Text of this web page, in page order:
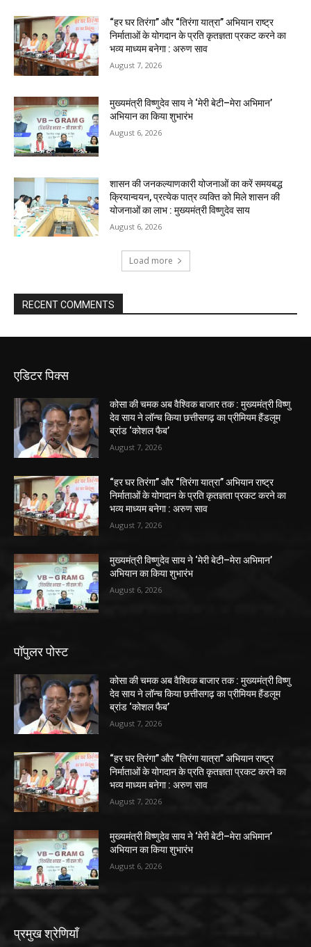
“हर घर तिरंगा” और “तिरंगा यात्रा” अभियान राष्ट्र
निर्माताओं के योगदान के प्रति कृतज्ञता प्रकट करने का
भव्य माध्यम बनेगा : अरुण साव
August 7, 2026
मुख्यमंत्री विष्णुदेव साय ने ‘मेरी बेटी–मेरा अभिमान’
अभियान का किया शुभारंभ
August 6, 2026
शासन की जनकल्याणकारी योजनाओं का करें समयबद्ध
क्रियान्वयन, प्रत्येक पात्र व्यक्ति को मिले शासन की
योजनाओं का लाभ : मुख्यमंत्री विष्णुदेव साय
August 6, 2026
Load more
RECENT COMMENTS
एडिटर पिक्स
कोसा की चमक अब वैश्विक बाजार तक : मुख्यमंत्री विष्णु
देव साय ने लॉन्च किया छत्तीसगढ़ का प्रीमियम हैंडलूम
ब्रांड ‘कोशल फैब’
August 7, 2026
“हर घर तिरंगा” और “तिरंगा यात्रा” अभियान राष्ट्र
निर्माताओं के योगदान के प्रति कृतज्ञता प्रकट करने का
भव्य माध्यम बनेगा : अरुण साव
August 7, 2026
मुख्यमंत्री विष्णुदेव साय ने ‘मेरी बेटी–मेरा अभिमान’
अभियान का किया शुभारंभ
August 6, 2026
पॉपुलर पोस्ट
कोसा की चमक अब वैश्विक बाजार तक : मुख्यमंत्री विष्णु
देव साय ने लॉन्च किया छत्तीसगढ़ का प्रीमियम हैंडलूम
ब्रांड ‘कोशल फैब’
August 7, 2026
“हर घर तिरंगा” और “तिरंगा यात्रा” अभियान राष्ट्र
निर्माताओं के योगदान के प्रति कृतज्ञता प्रकट करने का
भव्य माध्यम बनेगा : अरुण साव
August 7, 2026
मुख्यमंत्री विष्णुदेव साय ने ‘मेरी बेटी–मेरा अभिमान’
अभियान का किया शुभारंभ
August 6, 2026
प्रमुख श्रेणियाँ